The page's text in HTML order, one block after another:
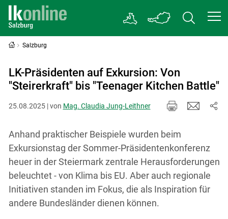
Salzburg
LK-Präsidenten auf Exkursion: Von
"Steirerkraft" bis "Teenager Kitchen Battle"
25.08.2025 | von Mag. Claudia Jung-Leithner
Anhand praktischer Beispiele wurden beim
Exkursionstag der Sommer-Präsidentenkonferenz
heuer in der Steiermark zentrale Herausforderungen
beleuchtet - von Klima bis EU. Aber auch regionale
Initiativen standen im Fokus, die als Inspiration für
andere Bundesländer dienen können.